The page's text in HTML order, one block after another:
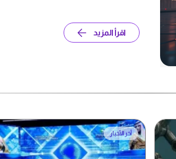
اقرأ المزيد
آخر الأخبار